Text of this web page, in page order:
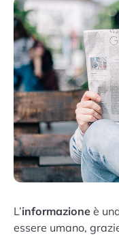
L’informazione è
essere umano,